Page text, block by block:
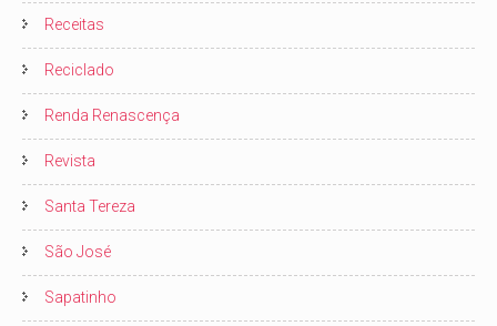
Receitas
Reciclado
Renda Renascença
Revista
Santa Tereza
São José
Sapatinho